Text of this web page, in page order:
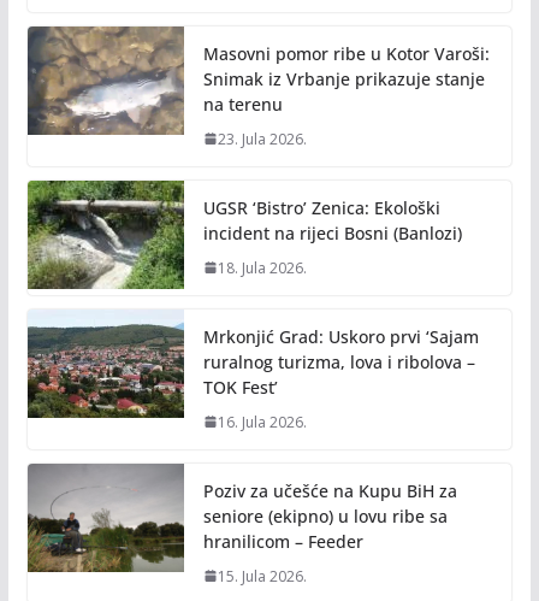
Masovni pomor ribe u Kotor Varoši:
Snimak iz Vrbanje prikazuje stanje
na terenu
23. Jula 2026.
UGSR ‘Bistro’ Zenica: Ekološki
incident na rijeci Bosni (Banlozi)
18. Jula 2026.
Mrkonjić Grad: Uskoro prvi ‘Sajam
ruralnog turizma, lova i ribolova –
TOK Fest’
16. Jula 2026.
Poziv za učešće na Kupu BiH za
seniore (ekipno) u lovu ribe sa
hranilicom – Feeder
15. Jula 2026.